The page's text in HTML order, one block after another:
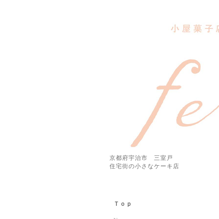
京都府宇治市 三室戸
住宅街の小さなケーキ店
Ｔｏｐ